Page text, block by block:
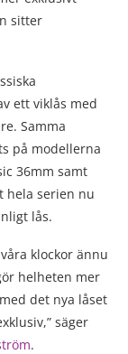
sitter
ett viklås med
Samma
på modellerna
36mm samt
hela serien nu
lås.
klockor ännu
helheten mer
det nya låset
säger
.